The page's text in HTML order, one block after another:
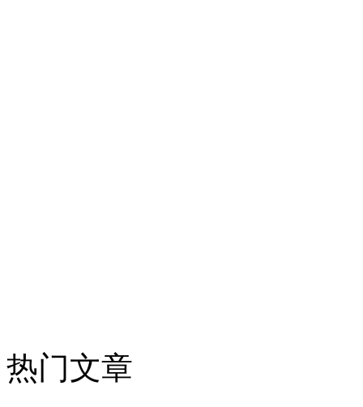
热门文章